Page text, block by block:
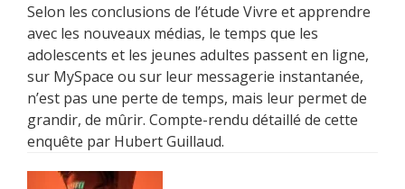
Selon les conclusions de l’étude Vivre et apprendre
avec les nouveaux médias, le temps que les
adolescents et les jeunes adultes passent en ligne,
sur MySpace ou sur leur messagerie instantanée,
n’est pas une perte de temps, mais leur permet de
grandir, de mûrir. Compte-rendu détaillé de cette
enquête par Hubert Guillaud.